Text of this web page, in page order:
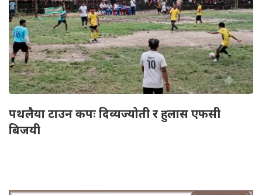
पथलैया टाउन कपः दिव्यज्योती र हुलास एफसी
बिजयी